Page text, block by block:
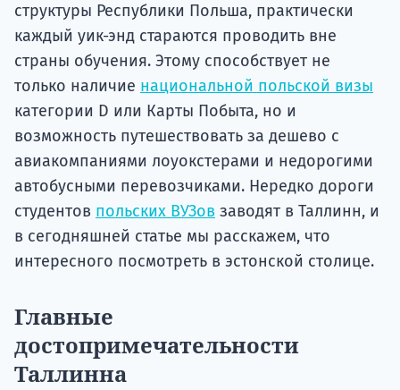
структуры Республики Польша, практически
каждый уик-энд стараются проводить вне
страны обучения. Этому способствует не
только наличие национальной польской визы
категории D или Карты Побыта, но и
возможность путешествовать за дешево с
авиакомпаниями лоуокстерами и недорогими
автобусными перевозчиками. Нередко дороги
студентов польских ВУЗов заводят в Таллинн, и
в сегодняшней статье мы расскажем, что
интересного посмотреть в эстонской столице.
Главные
достопримечательности
Таллинна